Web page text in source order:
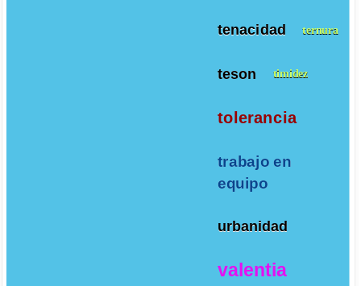
tenacidad ternura
teson timidez
tolerancia
trabajo en
equipo
urbanidad
valentia